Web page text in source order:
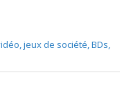
jeux de société, BDs,